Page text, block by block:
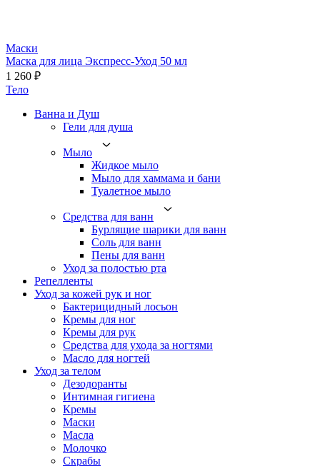
Маски
Маска для лица Экспресс-Уход 50 мл
1 260 ₽
Тело
Ванна и Душ
Гели для душа
Мыло
Жидкое мыло
Мыло для хаммама и бани
Туалетное мыло
Средства для ванн
Бурлящие шарики для ванн
Соль для ванн
Пены для ванн
Уход за полостью рта
Репелленты
Уход за кожей рук и ног
Бактерицидный лосьон
Кремы для ног
Кремы для рук
Средства для ухода за ногтями
Масло для ногтей
Уход за телом
Дезодоранты
Интимная гигиена
Кремы
Маски
Масла
Молочко
Скрабы